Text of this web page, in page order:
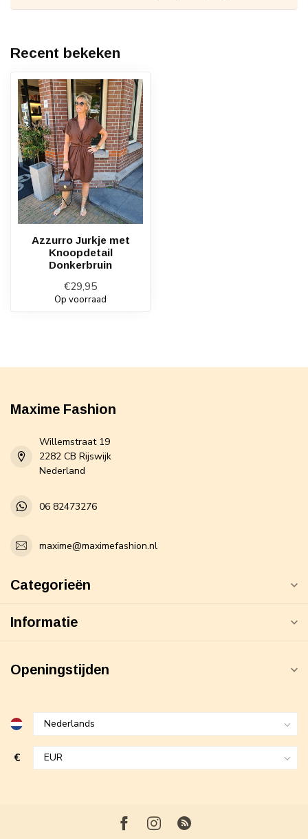
Recent bekeken
Azzurro Jurkje met
Knoopdetail
Donkerbruin
€29,95
Op voorraad
Maxime Fashion
Willemstraat 19
2282 CB Rijswijk
Nederland
06 82473276
maxime@maximefashion.nl
Categorieën
Informatie
Openingstijden
€